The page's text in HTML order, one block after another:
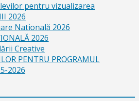
pentru vizualizarea
2026
Natională 2026
2026
Creative
PENTRU PROGRAMUL
2026